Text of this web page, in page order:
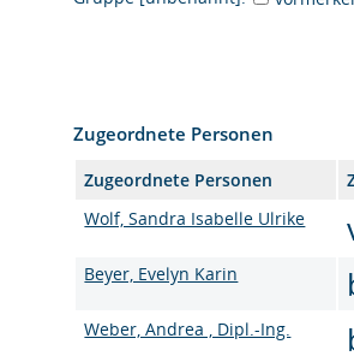
Zugeordnete Personen
Zugeordnete Personen
Wolf, Sandra Isabelle Ulrike
Beyer, Evelyn Karin
Weber, Andrea , Dipl.-Ing.